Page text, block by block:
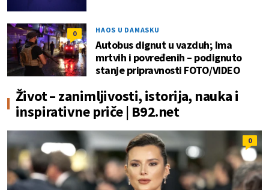
0 HAOS U DAMASKU
Autobus dignut u vazduh; Ima
mrtvih i povređenih – podignuto
stanje pripravnosti FOTO/VIDEO
Život – zanimljivosti, istorija, nauka i
inspirativne priče | B92.net
0